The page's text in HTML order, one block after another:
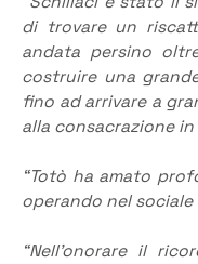
di trovare un
andata persino
costruire una
fino ad arrivare a
alla consacrazione in
“Totò ha amato
operando nel
“Nell’onorare il